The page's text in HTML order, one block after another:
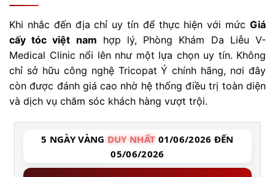
Khi nhắc đến địa chỉ uy tín để thực hiện với mức Giá
cấy tóc việt nam hợp lý, Phòng Khám Da Liễu V-
Medical Clinic nổi lên như một lựa chọn uy tín. Không
chỉ sở hữu công nghệ Tricopat Ý chính hãng, nơi đây
còn được đánh giá cao nhờ hệ thống điều trị toàn diện
và dịch vụ chăm sóc khách hàng vượt trội.
5 NGÀY VÀNG DUY NHẤT 01/06/2026 ĐẾN
05/06/2026